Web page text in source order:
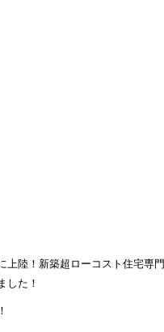
上陸！新築超ローコスト住宅
した！